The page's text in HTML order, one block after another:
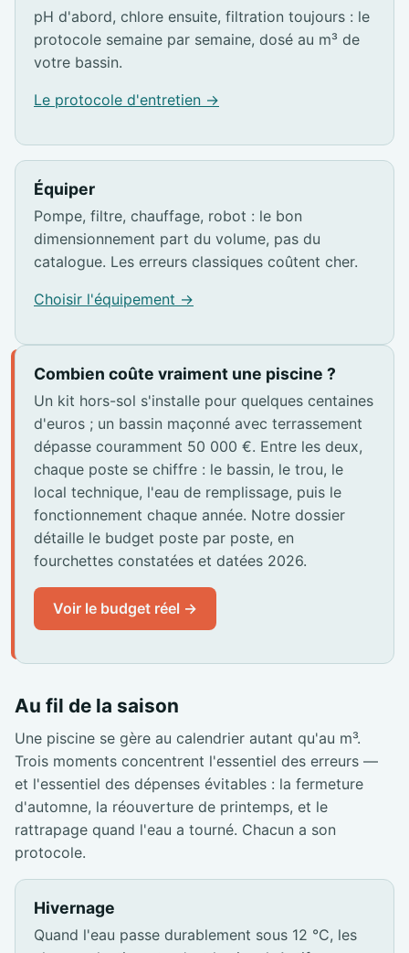
pH d'abord, chlore ensuite, filtration toujours : le
protocole semaine par semaine, dosé au m³ de
votre bassin.
Le protocole d'entretien →
Équiper
Pompe, filtre, chauffage, robot : le bon
dimensionnement part du volume, pas du
catalogue. Les erreurs classiques coûtent cher.
Choisir l'équipement →
Combien coûte vraiment une piscine ?
Un kit hors-sol s'installe pour quelques centaines
d'euros ; un bassin maçonné avec terrassement
dépasse couramment 50 000 €. Entre les deux,
chaque poste se chiffre : le bassin, le trou, le
local technique, l'eau de remplissage, puis le
fonctionnement chaque année. Notre dossier
détaille le budget poste par poste, en
fourchettes constatées et datées 2026.
Voir le budget réel →
Au fil de la saison
Une piscine se gère au calendrier autant qu'au m³.
Trois moments concentrent l'essentiel des erreurs —
et l'essentiel des dépenses évitables : la fermeture
d'automne, la réouverture de printemps, et le
rattrapage quand l'eau a tourné. Chacun a son
protocole.
Hivernage
Quand l'eau passe durablement sous 12 °C, les